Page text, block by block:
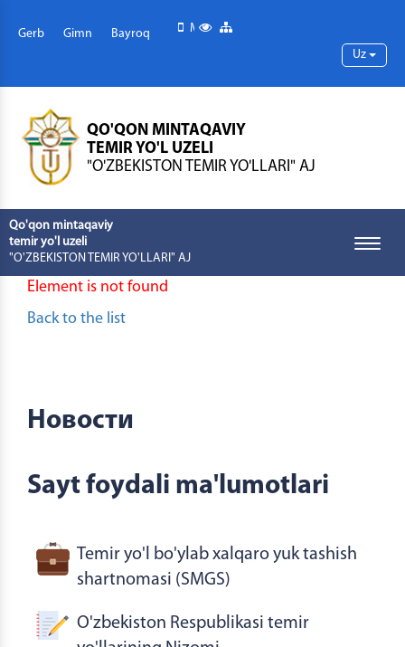
Gerb Gimn Bayroq Mobil versiya
Maxsus imkoniyatlar
Uz
QO'QON MINTAQAVIY
TEMIR YO'L UZELI
"O'ZBEKISTON TEMIR YO'LLARI" AJ
Qo'qon mintaqaviy
temir yo'l uzeli
"O'ZBEKISTON TEMIR YO'LLARI" AJ
Toggle
Element is not found
Back to the list
Новости
Sayt foydali ma'lumotlari
Temir yo'l bo'ylab xalqaro yuk tashish
shartnomasi (SMGS)
O'zbekiston Respublikasi temir